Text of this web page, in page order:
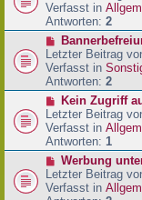
i
t
a
g
u
e
r
B
e
i
t
a
g
Verfasst in
Antworten: 2
N
e
u
e
r
B
e
i
t
a
g
Letzter Beitrag
Verfasst in
Antworten: 2
N
e
u
e
r
B
e
i
Kein Zugriff
Letzter Beitrag
Verfasst in
Antworten: 1
N
e
u
Werbung
Letzter Beitrag
Verfasst in